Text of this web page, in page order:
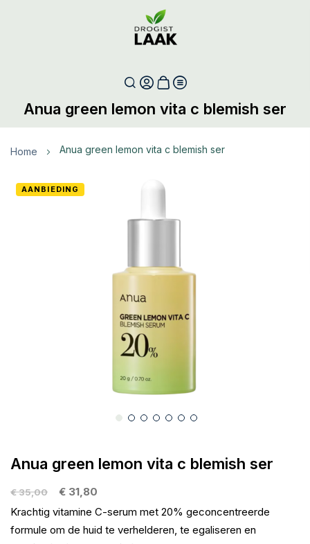
Anua green lemon vita c blemish ser
Home anua green lemon vita c blemish ser
AANBIEDING
Ga
het
begin
van
de
Anua green lemon vita c blemish ser
€ 31,80
€ 35,00
Krachtig vitamine C-serum met 20% geconcentreerde
formule om de huid te verhelderen, te egaliseren en